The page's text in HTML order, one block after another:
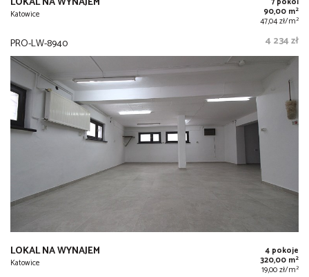
Katowice 90,00 m2
47,04 zł/m2
PRO-LW-8940 4 234 zł
LOKAL NA WYNAJEM
Katowice
4 pokoje
320,00 m2
19,00 zł/m2